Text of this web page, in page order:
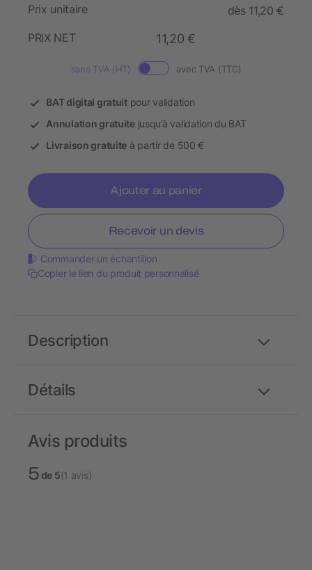
Prix unitaire
dès 11,20 €
PRIX NET
11,20 €
sans TVA (HT) avec TVA (TTC)
BAT digital gratuitpour validation
Annulation gratuitejusqu’à validation du BAT
Livraison gratuite à partir de 500 €
Ajouter au panier
Recevoir un devis
Commander un échantillon
Copier le lien du produit personnalisé
Détails
Description
Avis produits
5de 5(1 avis)